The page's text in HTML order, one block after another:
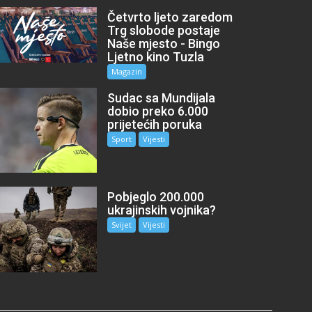
Četvrto ljeto zaredom
Trg slobode postaje
Naše mjesto - Bingo
Ljetno kino Tuzla
Magazin
Sudac sa Mundijala
dobio preko 6.000
prijetećih poruka
Sport Vijesti
Pobjeglo 200.000
ukrajinskih vojnika?
Svijet Vijesti